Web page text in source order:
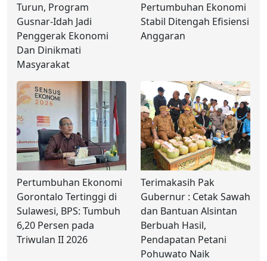
Turun, Program
Gusnar-Idah Jadi
Penggerak Ekonomi
Dan Dinikmati
Masyarakat
Pertumbuhan Ekonomi
Stabil Ditengah Efisiensi
Anggaran
Pertumbuhan Ekonomi
Gorontalo Tertinggi di
Sulawesi, BPS: Tumbuh
6,20 Persen pada
Triwulan II 2026
Terimakasih Pak
Gubernur : Cetak Sawah
dan Bantuan Alsintan
Berbuah Hasil,
Pendapatan Petani
Pohuwato Naik